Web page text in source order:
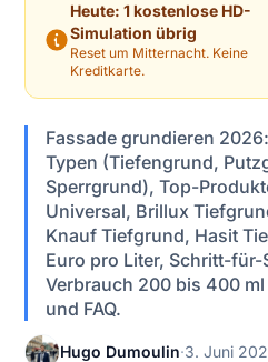
Heute: 1 kostenlose HD-
Simulation übrig
Reset um Mitternacht. Keine
Kreditkarte.
Fassade grundieren
Typen (Tiefengrund,
Sperrgrund), Top-
Universal, Brillux
Knauf Tiefgrund, Hasit
Euro pro Liter, Schritt-
Verbrauch 200 bis 400
und FAQ.
Hugo Dumoulin·3. Juni